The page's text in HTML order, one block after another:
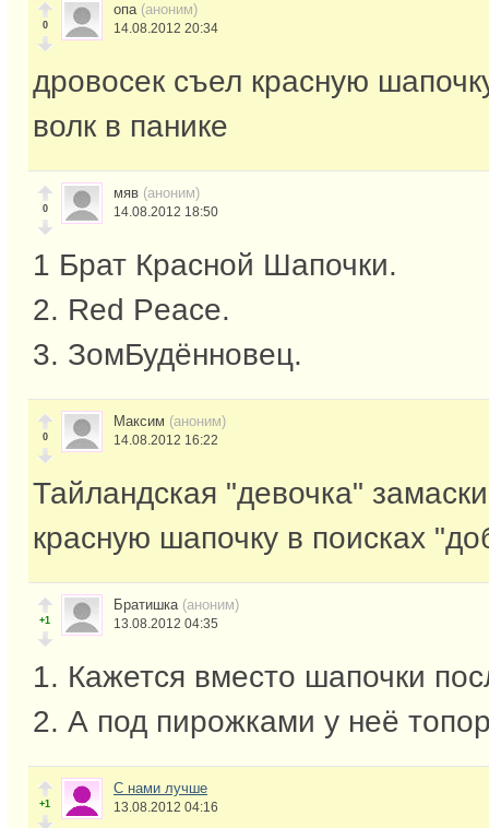
0
опа (аноним)
14.08.2012 20:34
дровосек съел красную
волк в панике
0
мяв (аноним)
14.08.2012 18:50
1 Брат Красной Шапочки.
2. Red Peace.
3. ЗомБудённовец.
0
Максим (аноним)
14.08.2012 16:22
Тайландская "девочка"
красную шапочку в поисках
+1
Братишка (аноним)
13.08.2012 04:35
1. Кажется вместо шапочки
2. А под пирожками у неё
+1
С нами лучше
13.08.2012 04:16